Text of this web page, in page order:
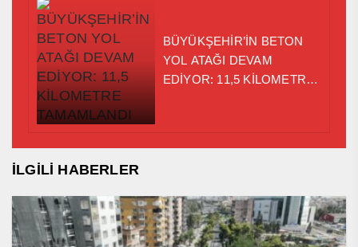
BÜYÜKŞEHİR’İN BETON
YOL ATAĞI DEVAM
EDİYOR: 11,5 KİLOMETRE
İLGİLİ HABERLER